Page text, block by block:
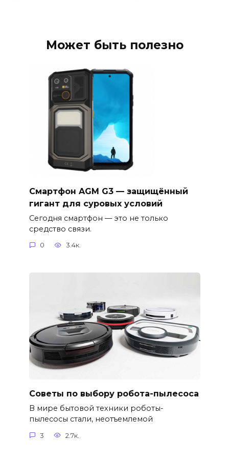
Может быть полезно
Смартфон AGM G3 — защищённый
гигант для суровых условий
Сегодня смартфон — это не только
средство связи.
0 3.4к.
Советы по выбору робота-пылесоса
В мире бытовой техники роботы-
пылесосы стали, неотъемлемой
3 2.7к.